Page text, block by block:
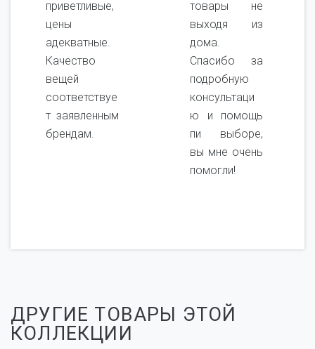
приветливые,
цены
адекватные.
Качество
вещей
соответствуе
т заявленным
брендам.
товары не
выходя из
дома.
Спасибо за
подробную
консультаци
ю и помощь
пи выборе,
вы мне очень
помогли!
ДРУГИЕ ТОВАРЫ ЭТОЙ
КОЛЛЕКЦИИ